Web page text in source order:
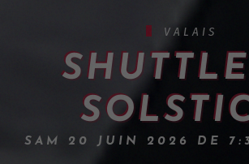
VALAIS
SAM 20 JUIN 2026 DE